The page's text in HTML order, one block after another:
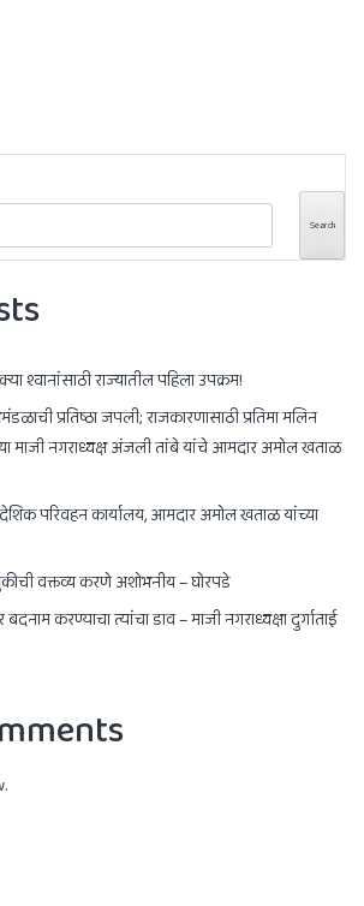
Search
श्वानांसाठी राज्यातील पहिला उपक्रम!
प्रतिष्ठा जपली; राजकारणासाठी प्रतिमा मलिन
माजी नगराध्यक्ष अंजली तांबे यांचे आमदार अमोल खताळ
परिवहन कार्यालय, आमदार अमोल खताळ यांच्या
वक्तव्य करणे अशोभनीय – घोरपडे
करण्याचा त्यांचा डाव – माजी नगराध्यक्षा दुर्गाताई